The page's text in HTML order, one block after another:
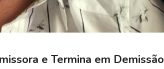
e Termina em Demissão